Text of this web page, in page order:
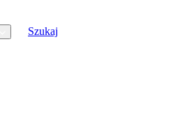
Szukaj